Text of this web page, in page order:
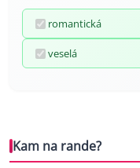
romantická
veselá
Kam na rande?